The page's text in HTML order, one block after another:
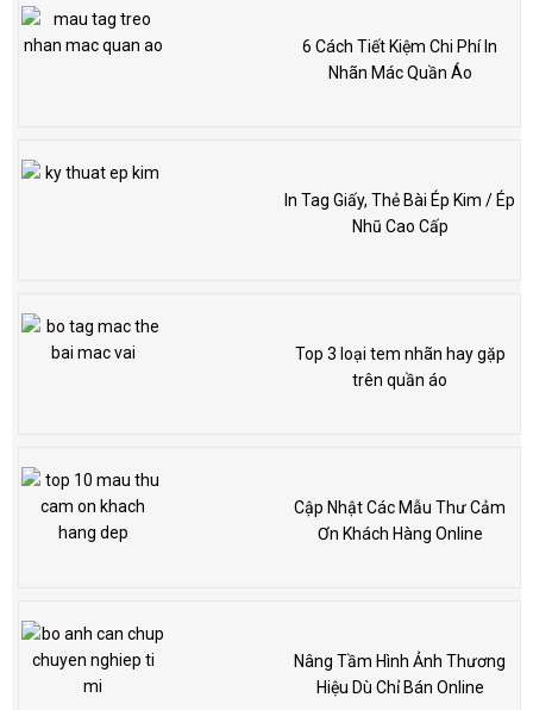
6 Cách Tiết Kiệm Chi Phí In
Nhãn Mác Quần Áo
In Tag Giấy, Thẻ Bài Ép Kim / Ép
Nhũ Cao Cấp
Top 3 loại tem nhãn hay gặp
trên quần áo
Cập Nhật Các Mẫu Thư Cảm
Ơn Khách Hàng Online
Nâng Tầm Hình Ảnh Thương
Hiệu Dù Chỉ Bán Online